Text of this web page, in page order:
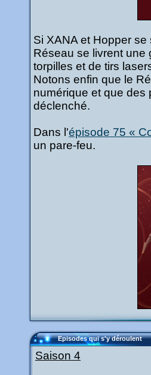
Si XANA et Hopper
Réseau se livrent une
torpilles et de tirs
Notons enfin que le
numérique et que des
déclenché.
Dans l'épisode 75 «
un pare-feu.
Episodes qui s'y déroulent
Saison 4